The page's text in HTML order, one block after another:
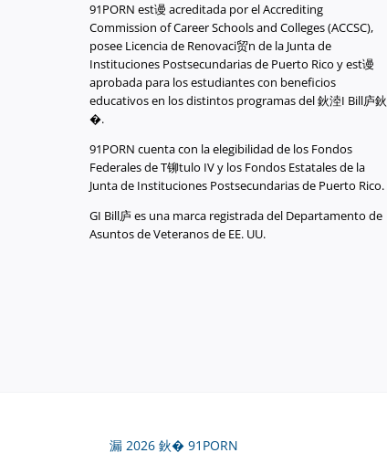
91PORN est谩 acreditada por el Accrediting
Commission of Career Schools and Colleges (ACCSC),
posee Licencia de Renovaci贸n de la Junta de
Instituciones Postsecundarias de Puerto Rico y est谩
aprobada para los estudiantes con beneficios
educativos en los distintos programas del 鈥淕I Bill庐鈥
�.
91PORN cuenta con la elegibilidad de los Fondos
Federales de T铆tulo IV y los Fondos Estatales de la
Junta de Instituciones Postsecundarias de Puerto Rico.
GI Bill庐 es una marca registrada del Departamento de
Asuntos de Veteranos de EE. UU.
漏 2026 鈥� 91PORN